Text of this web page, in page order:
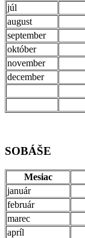
júl
august
september
október
november
december
SOBÁŠE
Mesiac
január
február
marec
apríl